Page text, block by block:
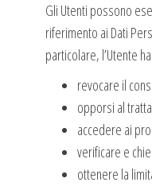
Gli Utenti possono
riferimento ai Dati
particolare, l’Utente
revocare il
opporsi al
accedere ai
verificare e
ottenere la